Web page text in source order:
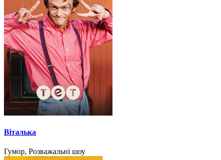
Віталька
Гумор, Розважальні шоу